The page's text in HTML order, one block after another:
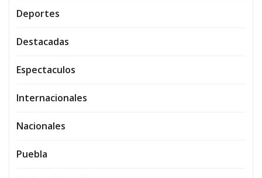
Deportes
Destacadas
Espectaculos
Internacionales
Nacionales
Puebla